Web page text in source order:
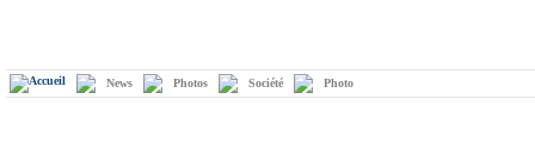
News Photos Société Photo